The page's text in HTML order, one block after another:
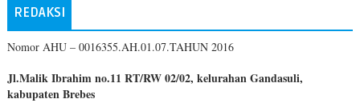
REDAKSI
Nomor AHU – 0016355.AH.01.07.TAHUN 2016
Jl.Malik Ibrahim no.11 RT/RW 02/02, kelurahan Gandasuli,
kabupaten Brebes